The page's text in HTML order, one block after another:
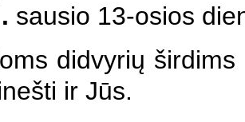
sausio 13-osios
didvyrių
ir Jūs.